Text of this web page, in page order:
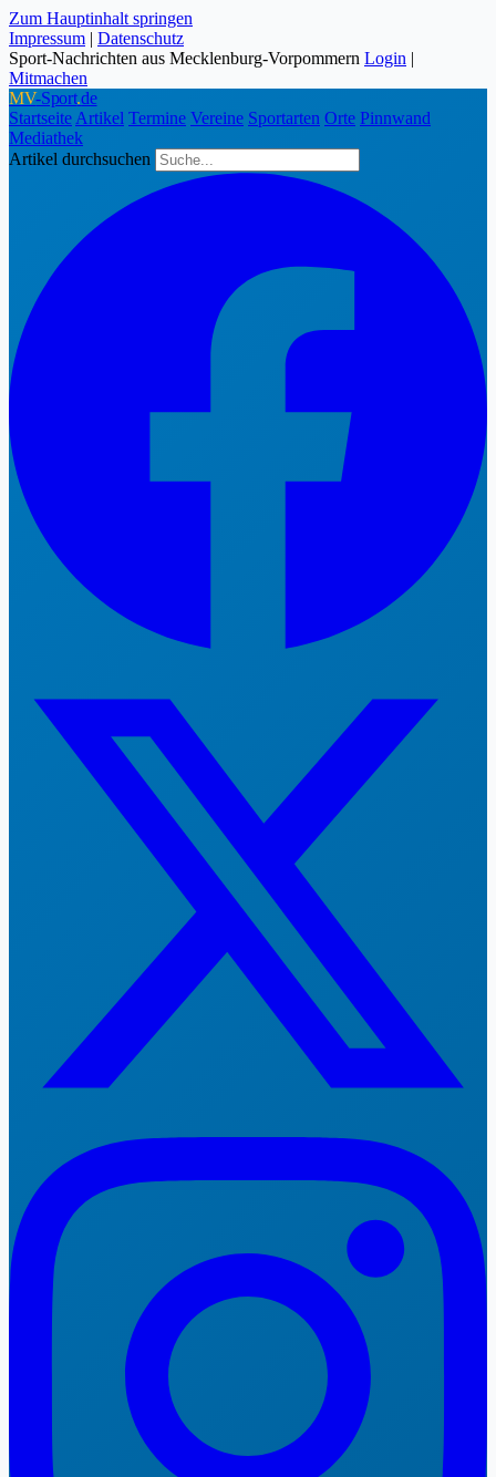
Zum Hauptinhalt springen
Impressum | Datenschutz
Sport-Nachrichten aus Mecklenburg-Vorpommern Login |
Mitmachen
MV-Sport.de
Startseite Artikel Termine Vereine Sportarten Orte Pinnwand
Mediathek
Artikel durchsuchen